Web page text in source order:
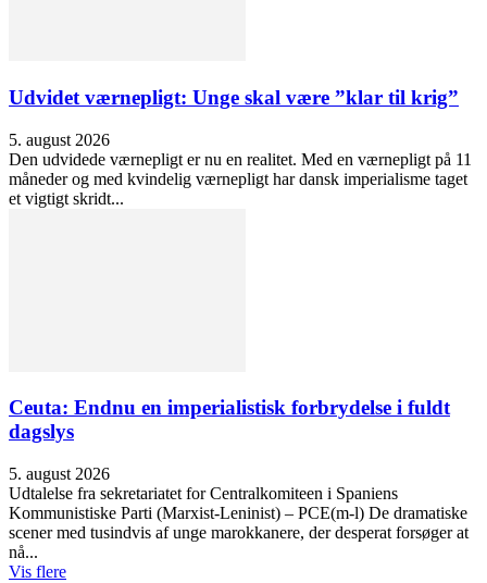
Udvidet værnepligt: Unge skal være ”klar til krig”
5. august 2026
Den udvidede værnepligt er nu en realitet. Med en værnepligt på 11
måneder og med kvindelig værnepligt har dansk imperialisme taget
et vigtigt skridt...
Ceuta: Endnu en imperialistisk forbrydelse i fuldt
dagslys
5. august 2026
Udtalelse fra sekretariatet for Centralkomiteen i Spaniens
Kommunistiske Parti (Marxist-Leninist) – PCE(m-l) De dramatiske
scener med tusindvis af unge marokkanere, der desperat forsøger at
nå...
Vis flere